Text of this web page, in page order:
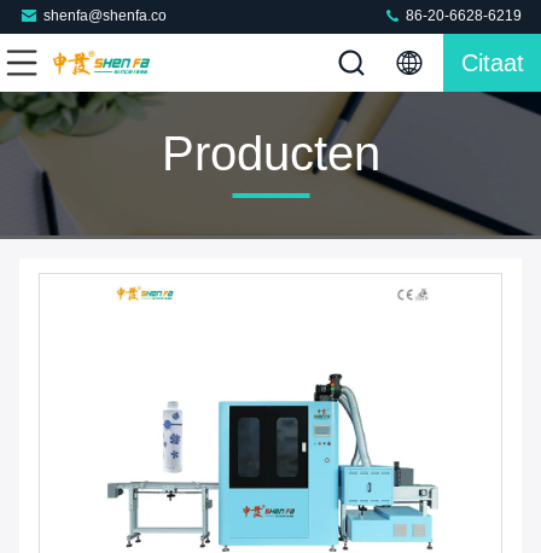
shenfa@shenfa.co 86-20-6628-6219
Citaat
Producten